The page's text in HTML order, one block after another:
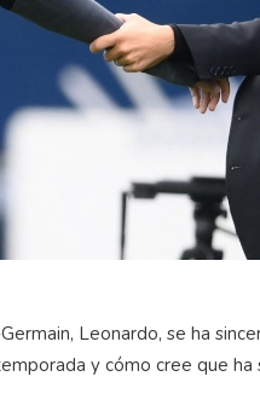
Leonardo, se ha
y cómo cree que ha